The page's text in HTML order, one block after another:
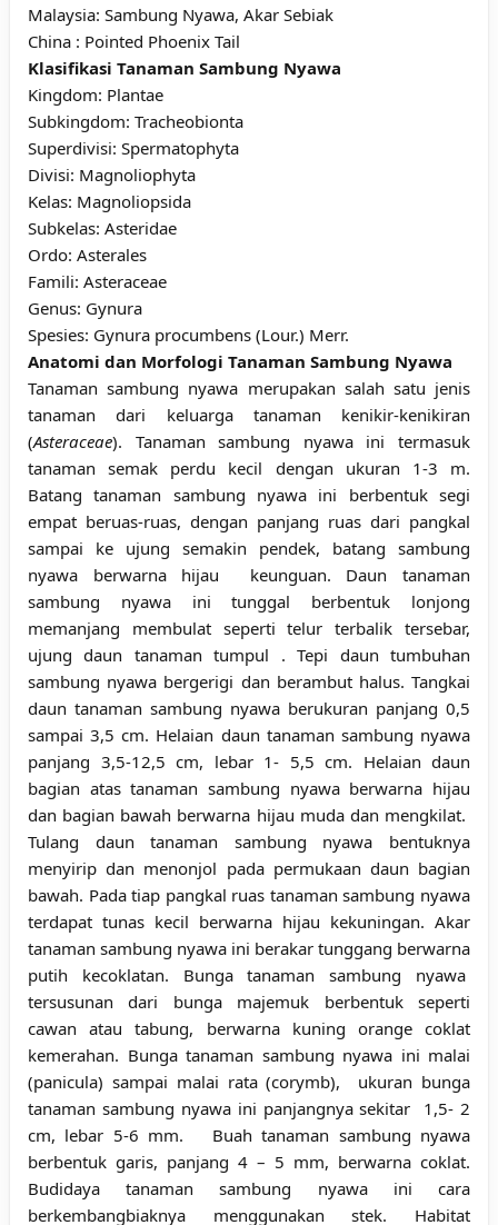
Malaysia: Sambung Nyawa, Akar Sebiak
China : Pointed Phoenix Tail
Klasifikasi Tanaman Sambung Nyawa
Kingdom: Plantae
Subkingdom: Tracheobionta
Superdivisi: Spermatophyta
Divisi: Magnoliophyta
Kelas: Magnoliopsida
Subkelas: Asteridae
Ordo: Asterales
Famili: Asteraceae
Genus: Gynura
Spesies: Gynura procumbens (Lour.) Merr.
Anatomi dan Morfologi Tanaman Sambung Nyawa
Tanaman sambung nyawa merupakan salah satu jenis
tanaman dari keluarga tanaman kenikir-kenikiran
(Asteraceae). Tanaman sambung nyawa ini termasuk
tanaman semak perdu kecil dengan ukuran 1-3 m.
Batang tanaman sambung nyawa ini berbentuk segi
empat beruas-ruas, dengan panjang ruas dari pangkal
sampai ke ujung semakin pendek, batang sambung
nyawa berwarna hijau keunguan. Daun tanaman
sambung nyawa ini tunggal berbentuk lonjong
memanjang membulat seperti telur terbalik tersebar,
ujung daun tanaman tumpul . Tepi daun tumbuhan
sambung nyawa bergerigi dan berambut halus. Tangkai
daun tanaman sambung nyawa berukuran panjang 0,5
sampai 3,5 cm. Helaian daun tanaman sambung nyawa
panjang 3,5-12,5 cm, lebar 1- 5,5 cm. Helaian daun
bagian atas tanaman sambung nyawa berwarna hijau
dan bagian bawah berwarna hijau muda dan mengkilat.
Tulang daun tanaman sambung nyawa bentuknya
menyirip dan menonjol pada permukaan daun bagian
bawah. Pada tiap pangkal ruas tanaman sambung nyawa
terdapat tunas kecil berwarna hijau kekuningan. Akar
tanaman sambung nyawa ini berakar tunggang berwarna
putih kecoklatan. Bunga tanaman sambung nyawa
tersusunan dari bunga majemuk berbentuk seperti
cawan atau tabung, berwarna kuning orange coklat
kemerahan. Bunga tanaman sambung nyawa ini malai
(panicula) sampai malai rata (corymb), ukuran bunga
tanaman sambung nyawa ini panjangnya sekitar 1,5- 2
cm, lebar 5-6 mm. Buah tanaman sambung nyawa
berbentuk garis, panjang 4 – 5 mm, berwarna coklat.
Budidaya tanaman sambung nyawa ini cara
berkembangbiaknya menggunakan stek. Habitat